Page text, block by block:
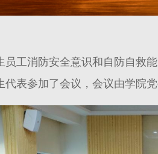
员工消防安全意识和自防自救
代表参加了会议，会议由学院